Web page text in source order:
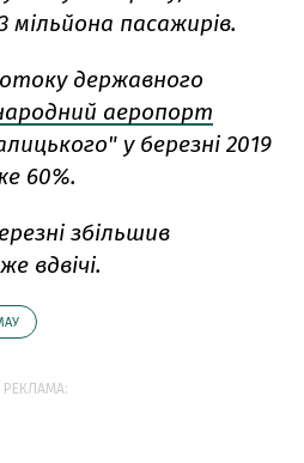
мільйона пасажирів.
державного
аеропорт
у березні 2019
60%.
збільшив
вдвічі.
РЕКЛАМА: